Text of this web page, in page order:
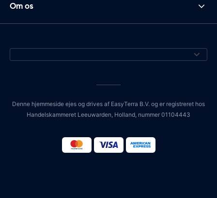
Om os
Denne hjemmeside ejes og drives af EasyTerra B.V. og er registreret hos
Handelskammeret Leeuwarden, Holland, nummer 01104443